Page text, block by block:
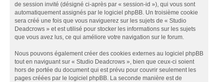
de session invité (désigné ci-après par « session-id »), qui vous sont
automatiquement assignés par le logiciel phpBB. Un troisième cookie
sera créé une fois que vous naviguerez sur les sujets de « Studio
Deadcrows » et est utilisé pour stocker les informations sur les sujets
que vous avez lus, ce qui améliore votre navigation sur le forum.
Nous pouvons également créer des cookies externes au logiciel phpBB
tout en naviguant sur « Studio Deadcrows », bien que ceux-ci soient
hors de portée du document qui est prévu pour couvrir seulement les
pages créées par le logiciel phpBB. La seconde manière est de